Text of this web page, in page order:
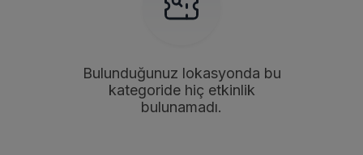
Bulunduğunuz lokasyonda bu
kategoride hiç etkinlik
bulunamadı.